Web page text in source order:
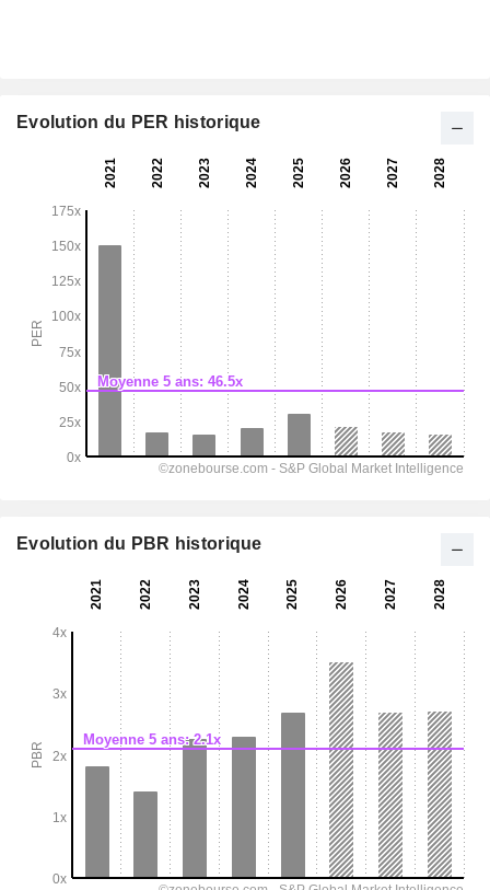
Evolution du PER historique
Evolution du PBR historique